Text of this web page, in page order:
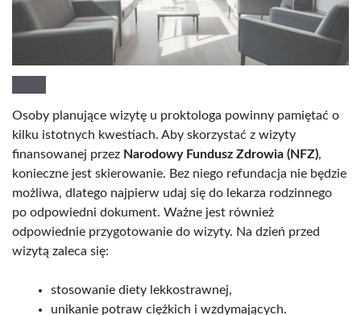
Osoby planujące wizytę u proktologa powinny pamiętać o
kilku istotnych kwestiach. Aby skorzystać z wizyty
finansowanej przez Narodowy Fundusz Zdrowia (NFZ),
konieczne jest skierowanie. Bez niego refundacja nie będzie
możliwa, dlatego najpierw udaj się do lekarza rodzinnego
po odpowiedni dokument. Ważne jest również
odpowiednie przygotowanie do wizyty. Na dzień przed
wizytą zaleca się:
stosowanie diety lekkostrawnej,
unikanie potraw ciężkich i wzdymających.